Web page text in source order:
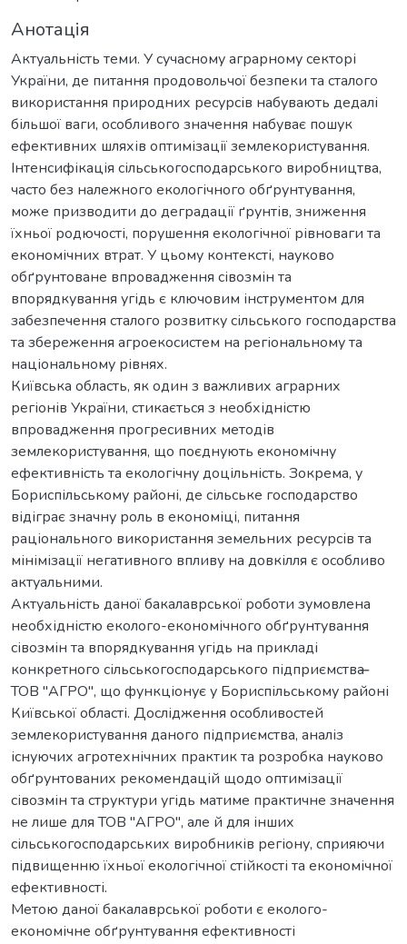
Анотація
Актуальність теми. У сучасному аграрному секторі
України, де питання продовольчої безпеки та сталого
використання природних ресурсів набувають дедалі
більшої ваги, особливого значення набуває пошук
ефективних шляхів оптимізації землекористування.
Інтенсифікація сільськогосподарського виробництва,
часто без належного екологічного обґрунтування,
може призводити до деградації ґрунтів, зниження
їхньої родючості, порушення екологічної рівноваги та
економічних втрат. У цьому контексті, науково
обґрунтоване впровадження сівозмін та
впорядкування угідь є ключовим інструментом для
забезпечення сталого розвитку сільського господарства
та збереження агроекосистем на регіональному та
національному рівнях.
Київська область, як один з важливих аграрних
регіонів України, стикається з необхідністю
впровадження прогресивних методів
землекористування, що поєднують економічну
ефективність та екологічну доцільність. Зокрема, у
Бориспільському районі, де сільське господарство
відіграє значну роль в економіці, питання
раціонального використання земельних ресурсів та
мінімізації негативного впливу на довкілля є особливо
актуальними.
Актуальність даної бакалаврської роботи зумовлена
необхідністю еколого-економічного обґрунтування
сівозмін та впорядкування угідь на прикладі
конкретного сільськогосподарського підприємства ̶
ТОВ "АГРО", що функціонує у Бориспільському районі
Київської області. Дослідження особливостей
землекористування даного підприємства, аналіз
існуючих агротехнічних практик та розробка науково
обґрунтованих рекомендацій щодо оптимізації
сівозмін та структури угідь матиме практичне значення
не лише для ТОВ "АГРО", але й для інших
сільськогосподарських виробників регіону, сприяючи
підвищенню їхньої екологічної стійкості та економічної
ефективності.
Метою даної бакалаврської роботи є еколого-
економічне обґрунтування ефективності